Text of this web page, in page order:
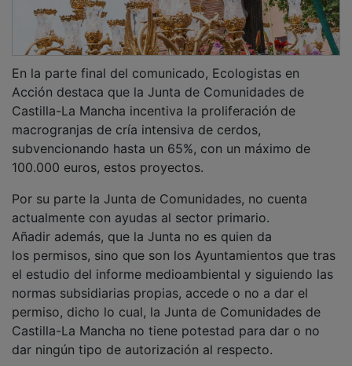
Acción destaca que la Junta de Comunidades de
Castilla-La Mancha incentiva la proliferación de
macrogranjas de cría intensiva de cerdos,
subvencionando hasta un 65%, con un máximo de
100.000 euros, estos proyectos.
actualmente con ayudas al sector primario.
Añadir además, que la Junta no es quien da
los permisos, sino que son los Ayuntamientos que tras
el estudio del informe medioambiental y siguiendo las
normas subsidiarias propias, accede o no a dar el
permiso, dicho lo cual, la Junta de Comunidades de
Castilla-La Mancha no tiene potestad para dar o no
dar ningún tipo de autorización al respecto.